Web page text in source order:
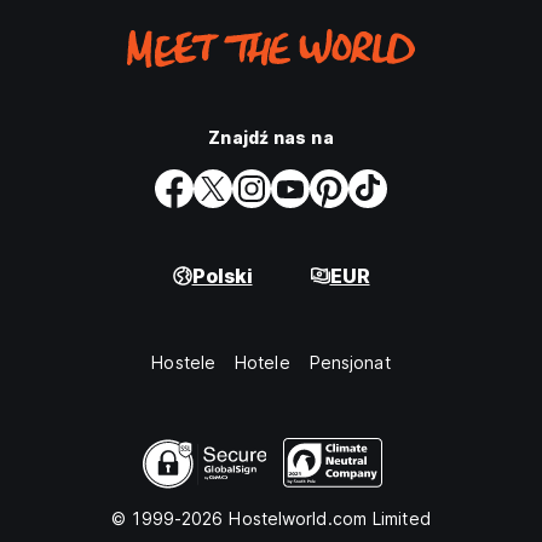
Znajdź nas na
Polski EUR
Hostele Hotele Pensjonat
© 1999-2026 Hostelworld.com Limited